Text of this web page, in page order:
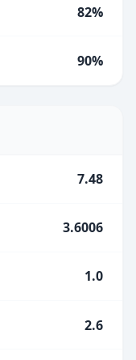
82%
90%
7.48
3.6006
1.0
2.6